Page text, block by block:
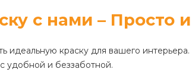
с нами – Просто
идеальную краску для вашего
удобной и беззаботной.